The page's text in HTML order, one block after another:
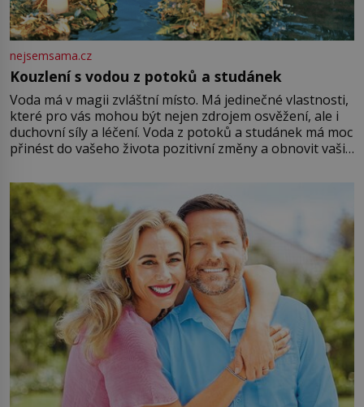
nejsemsama.cz
Kouzlení s vodou z potoků a studánek
Voda má v magii zvláštní místo. Má jedinečné vlastnosti,
které pro vás mohou být nejen zdrojem osvěžení, ale i
duchovní síly a léčení. Voda z potoků a studánek má moc
přinést do vašeho života pozitivní změny a obnovit vaši
můžete obohatit své rituály a přinést do svého života
větší harmonii a klid. Je důležité